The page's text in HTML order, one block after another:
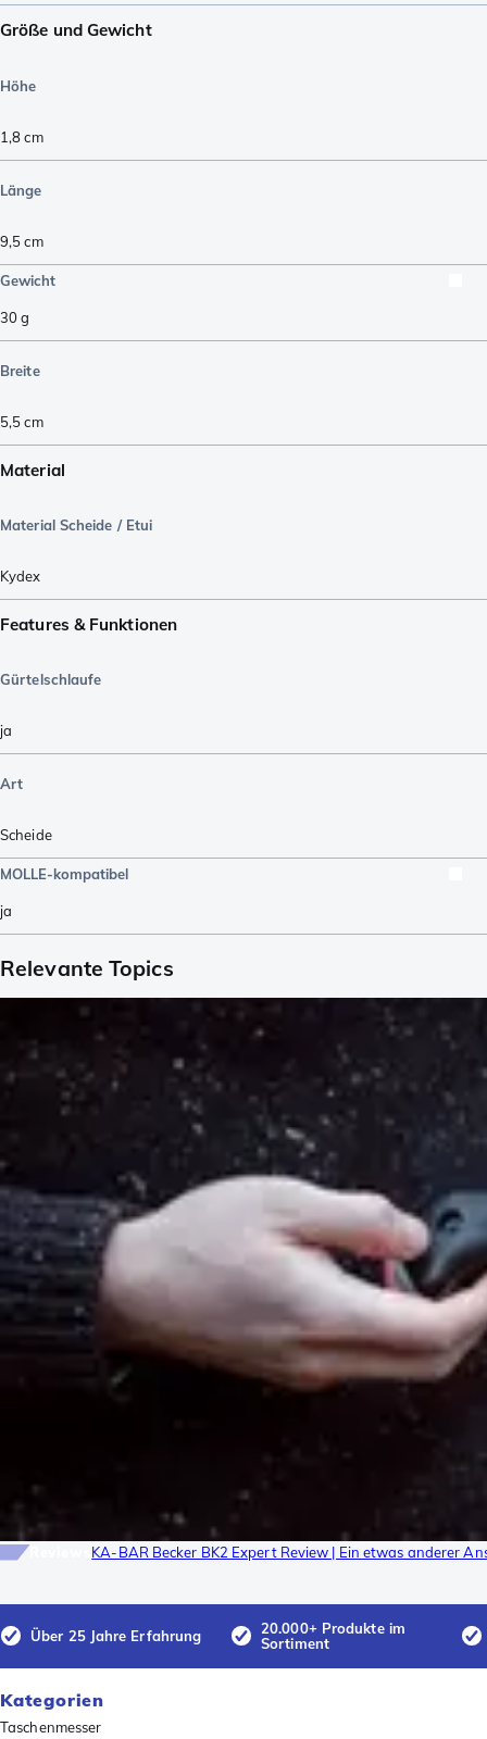
Größe und Gewicht
Höhe
1,8cm
Länge
9,5cm
Gewicht
30g
Breite
5,5cm
Material
Material Scheide / Etui
Kydex
Features & Funktionen
Gürtelschlaufe
ja
Art
Scheide
MOLLE-kompatibel
ja
Relevante Topics
KA-BAR Becker BK2 Expert Review | Ein etwas anderer
Über 25 Jahre Erfahrung
20.000+ Produkte im
Sortiment
Kategorien
Taschenmesser